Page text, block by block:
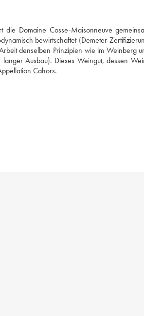
Domaine Cosse-Maisonneuve
bewirtschaftet (Demeter-
denselben Prinzipien wie im Weinberg
Ausbau). Dieses Weingut, dessen
Cahors.